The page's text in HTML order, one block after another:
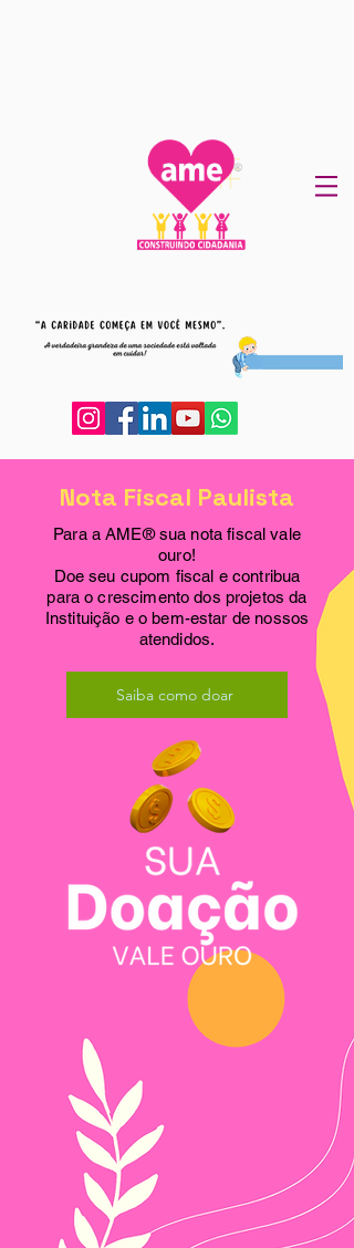
Nota Fiscal Paulista
Para a AME® sua nota fiscal vale
ouro!
Doe seu cupom fiscal e contribua
para o crescimento dos projetos da
Instituição e o bem-estar de nossos
atendidos.
Saiba como doar